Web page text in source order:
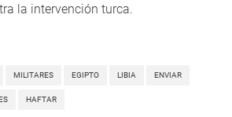
la intervención turca.
MILITARES EGIPTO LIBIA ENVIAR
HAFTAR